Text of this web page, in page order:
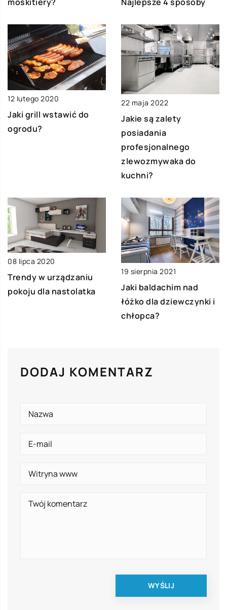
12 lutego 2020
Jaki grill wstawić do
ogrodu?
22 maja 2022
Jakie są zalety
posiadania
profesjonalnego
zlewozmywaka do
kuchni?
08 lipca 2020
Trendy w urządzaniu
pokoju dla nastolatka
19 sierpnia 2021
Jaki baldachim nad
łóżko dla dziewczynki i
chłopca?
DODAJ KOMENTARZ